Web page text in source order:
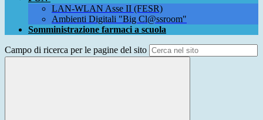
LAN-WLAN Asse II (FESR)
Ambienti Digitali "Big Cl@ssroom"
Somministrazione farmaci a scuola
Campo di ricerca per le pagine del sito